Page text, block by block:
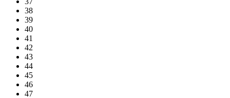
38
39
40
41
42
43
44
45
46
47